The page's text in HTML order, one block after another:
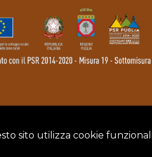
sito utilizza cookie
GAL DAUNIA RURALE 2020 - P.IVA: